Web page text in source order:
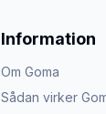
Information
Om Goma
Sådan virker